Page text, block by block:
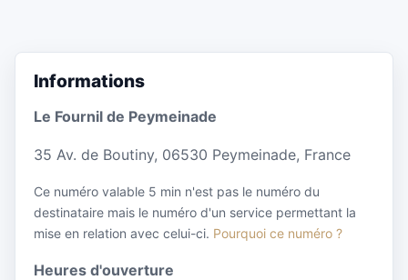
Informations
Le Fournil de Peymeinade
35 Av. de Boutiny, 06530 Peymeinade, France
Ce numéro valable 5 min n'est pas le numéro du
destinataire mais le numéro d'un service permettant la
mise en relation avec celui-ci. Pourquoi ce numéro ?
Heures d'ouverture